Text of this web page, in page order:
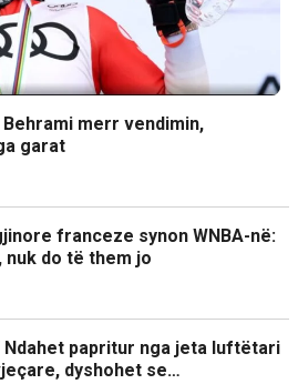
merr vendimin,
garat
franceze synon WNBA-në:
do të them jo
Ndahet papritur nga jeta luftëtari
dyshohet se…